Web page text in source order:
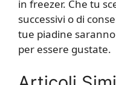
in freezer. Che tu
successivi o di
tue piadine
per essere gustate.